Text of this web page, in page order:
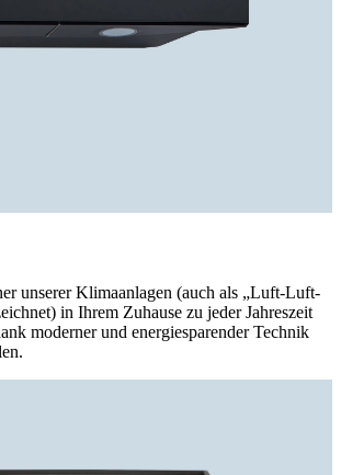
unserer Klimaanlagen (auch als „Luft-Luft-
in Ihrem Zuhause zu jeder Jahreszeit
moderner und energiesparender Technik